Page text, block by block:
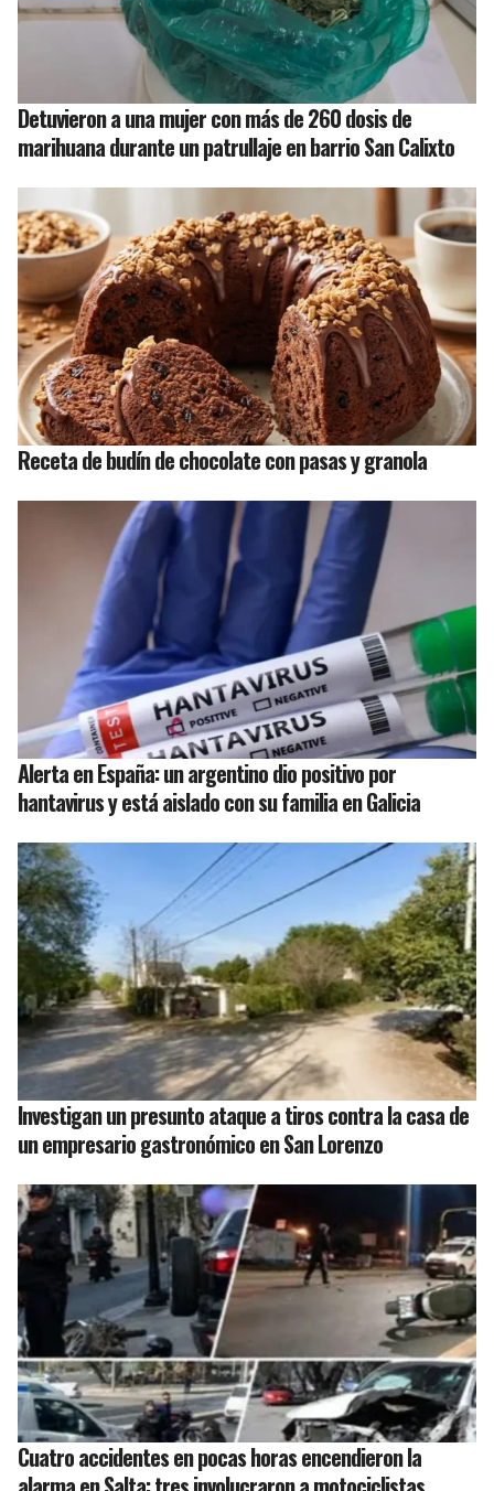
Detuvieron a una mujer con más de 260 dosis de
marihuana durante un patrullaje en barrio San Calixto
Receta de budín de chocolate con pasas y granola
Alerta en España: un argentino dio positivo por
hantavirus y está aislado con su familia en Galicia
Investigan un presunto ataque a tiros contra la casa de
un empresario gastronómico en San Lorenzo
Cuatro accidentes en pocas horas encendieron la